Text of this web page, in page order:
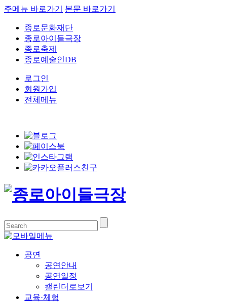
주메뉴 바로가기 본문 바로가기
종로문화재단
종로아이들극장
종로축제
종로예술인DB
로그인
회원가입
전체메뉴
공연
공연안내
공연일정
캘린더로보기
교육·체험